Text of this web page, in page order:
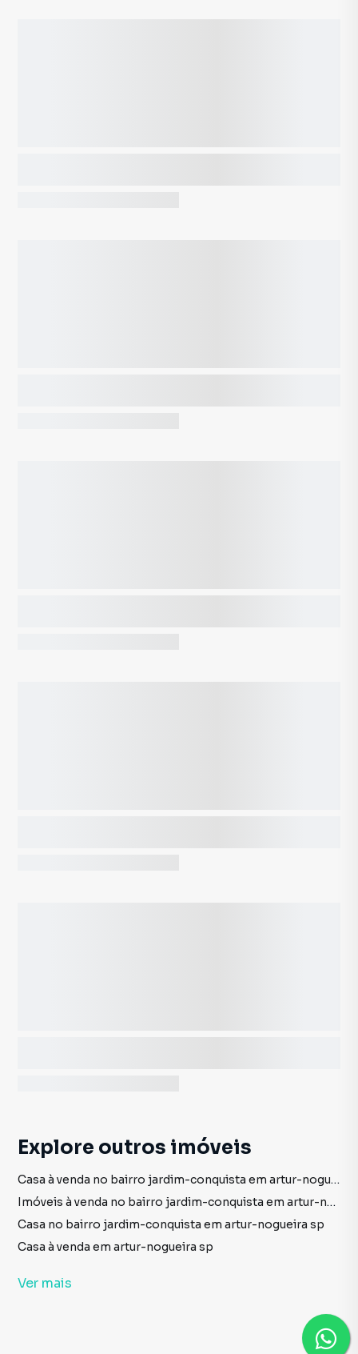
Explore outros imóveis
Casa à venda no bairro jardim-conquista em artur-nogueira sp com 2 dormitórios
Imóveis à venda no bairro jardim-conquista em artur-nogueira sp
Casa no bairro jardim-conquista em artur-nogueira sp
Casa à venda em artur-nogueira sp
Casa em artur-nogueira sp
Imóveis à venda no bairro centro em artur-nogueira sp
Imóveis para alugar no bairro centro em artur-nogueira sp
Ver mais